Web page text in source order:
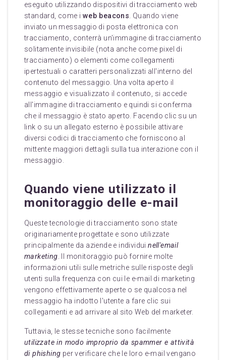
eseguito utilizzando dispositivi di tracciamento web
standard, come i web beacons. Quando viene
inviato un messaggio di posta elettronica con
tracciamento, conterrà un'immagine di tracciamento
solitamente invisibile (nota anche come pixel di
tracciamento) o elementi come collegamenti
ipertestuali o caratteri personalizzati all'interno del
contenuto del messaggio. Una volta aperto il
messaggio e visualizzato il contenuto, si accede
all'immagine di tracciamento e quindi si conferma
che il messaggio è stato aperto. Facendo clic su un
link o su un allegato esterno è possibile attivare
diversi codici di tracciamento che forniscono al
mittente maggiori dettagli sulla tua interazione con il
messaggio.
Quando viene utilizzato il
monitoraggio delle e-mail
Queste tecnologie di tracciamento sono state
originariamente progettate e sono utilizzate
principalmente da aziende e individuinell'email
marketing. Il monitoraggio può fornire molte
informazioni utili sulle metriche sulle risposte degli
utenti sulla frequenza con cui le e-mail di marketing
vengono effettivamente aperte o se qualcosa nel
messaggio ha indotto l'utente a fare clic sui
collegamenti e ad arrivare al sito Web del marketer.
Tuttavia, le stesse tecniche sono facilmente
utilizzate in modo improprio da spammer e attività
di phishing per verificare che le loro e-mail vengano